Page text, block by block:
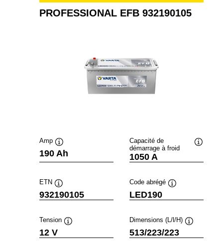
PROFESSIONAL EFB 932190105
Amp
Infobulle
190 Ah
Capacité de
démarrage à froid
1050 A
ETN
Infobulle
932190105
Code abrégé
LED190
Tension
12 V
Dimensions (L/l/H)
513/223/223